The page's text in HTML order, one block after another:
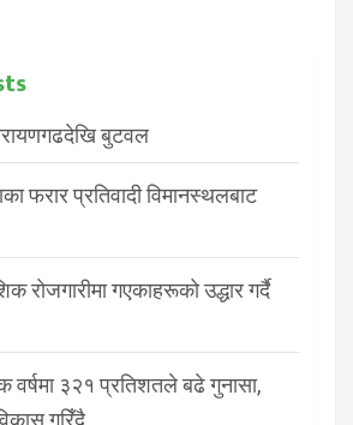
बुटवल
फरार प्रतिवादी विमानस्थलबाट
रोजगारीमा गएकाहरूको उद्धार गर्दै
वर्षमा ३२१ प्रतिशतले बढे गुनासा,
गरिँदै